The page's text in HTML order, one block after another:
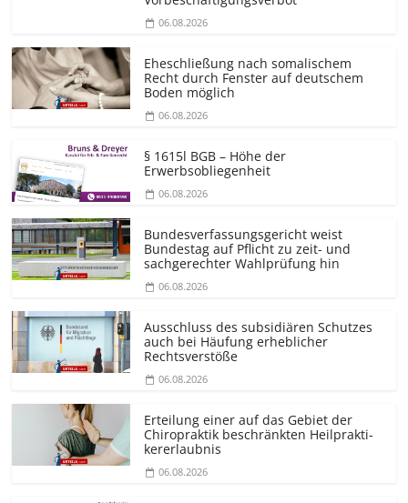
06.08.2026
Eheschließung nach somalischem
Recht durch Fenster auf deutschem
Boden möglich
06.08.2026
§ 1615l BGB – Höhe der
Erwerbsobliegenheit
06.08.2026
Bundesver­fassungsgericht weist
Bundestag auf Pflicht zu zeit- und
sachgerechter Wahlprüfung hin
06.08.2026
Ausschluss des subsidiären Schutzes
auch bei Häufung erheblicher
Rechtsverstöße
06.08.2026
Erteilung einer auf das Gebiet der
Chiropraktik beschränkten Heilprakti­
kererlaubnis
06.08.2026